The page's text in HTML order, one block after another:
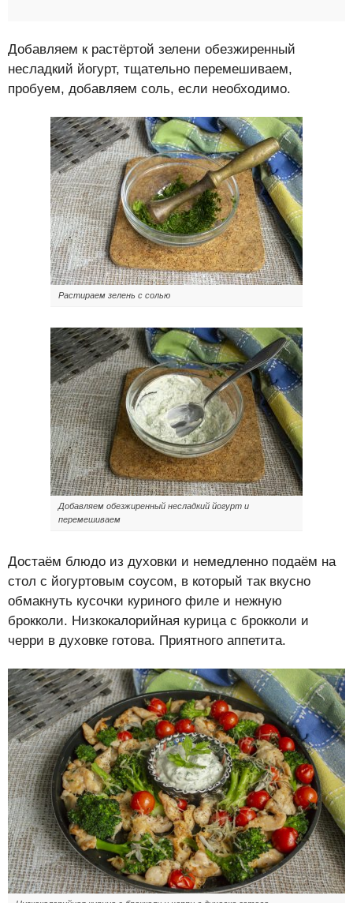
Добавляем к растёртой зелени обезжиренный
несладкий йогурт, тщательно перемешиваем,
пробуем, добавляем соль, если необходимо.
Растираем зелень с солью
Добавляем обезжиренный несладкий йогурт и
перемешиваем
Достаём блюдо из духовки и немедленно подаём на
стол с йогуртовым соусом, в который так вкусно
обмакнуть кусочки куриного филе и нежную
брокколи. Низкокалорийная курица с брокколи и
черри в духовке готова. Приятного аппетита.